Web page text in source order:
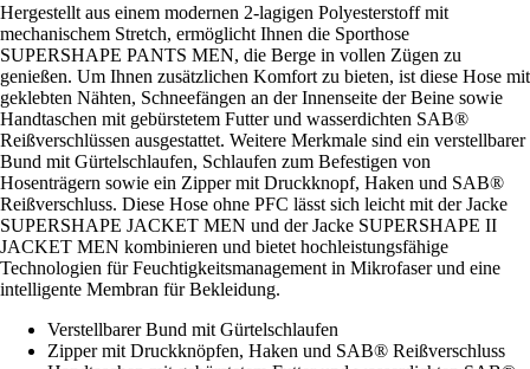
Hergestellt aus einem modernen 2-lagigen Polyesterstoff mit
mechanischem Stretch, ermöglicht Ihnen die Sporthose
SUPERSHAPE PANTS MEN, die Berge in vollen Zügen zu
genießen. Um Ihnen zusätzlichen Komfort zu bieten, ist diese Hose mit
geklebten Nähten, Schneefängen an der Innenseite der Beine sowie
Handtaschen mit gebürstetem Futter und wasserdichten SAB®
Reißverschlüssen ausgestattet. Weitere Merkmale sind ein verstellbarer
Bund mit Gürtelschlaufen, Schlaufen zum Befestigen von
Hosenträgern sowie ein Zipper mit Druckknopf, Haken und SAB®
Reißverschluss. Diese Hose ohne PFC lässt sich leicht mit der Jacke
SUPERSHAPE JACKET MEN und der Jacke SUPERSHAPE II
JACKET MEN kombinieren und bietet hochleistungsfähige
Technologien für Feuchtigkeitsmanagement in Mikrofaser und eine
intelligente Membran für Bekleidung.
Verstellbarer Bund mit Gürtelschlaufen
Zipper mit Druckknöpfen, Haken und SAB® Reißverschluss